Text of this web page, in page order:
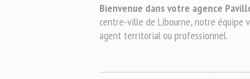
Bienvenue dans votre agence
centre-ville de Libourne, notre équipe
agent territorial ou professionnel.